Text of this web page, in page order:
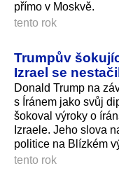
přímo v Moskvě.
tento rok
Trumpův
Izrael se
Donald Trump na
s Íránem jako svůj
šokoval výroky o
Izraele. Jeho slova
politice na Blízkém
tento rok